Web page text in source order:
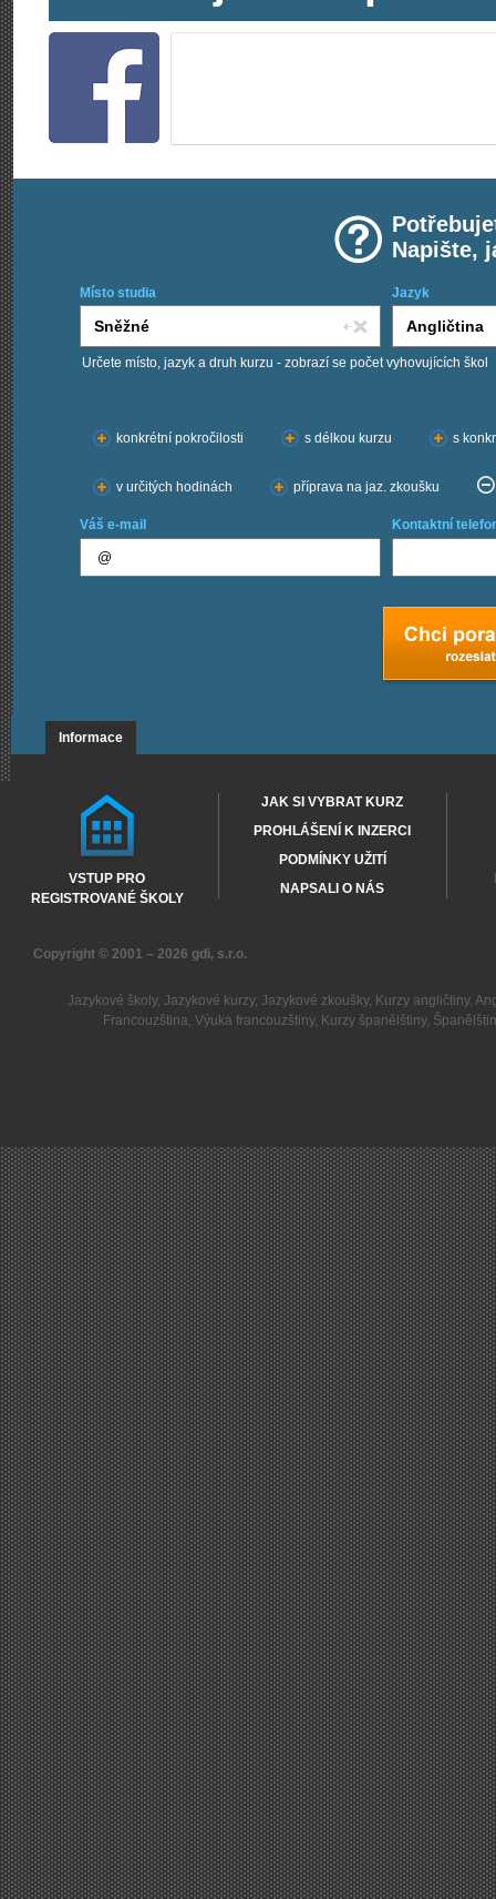
Napište,
Místo studia Jazyk
Určete místo, jazyk a druh kurzu - zobrazí se počet vyhovujících škol
konkrétní pokročilosti
s délkou kurzu s
v určitých hodinách příprava na jaz. zkoušku
Váš e-mail Kontaktní
Informace
VSTUP PRO
REGISTROVANÉ ŠKOLY
JAK SI VYBRAT KURZ
PROHLÁŠENÍ K INZERCI
PODMÍNKY UŽITÍ
NAPSALI O NÁS
Copyright © 2001 – 2026 gdi, s.r.o.
Jazykové školy, Jazykové kurzy, Jazykové zkoušky, Kurzy angličtiny,
Francouzština,Výuka francouzštiny, Kurzy španělštiny,